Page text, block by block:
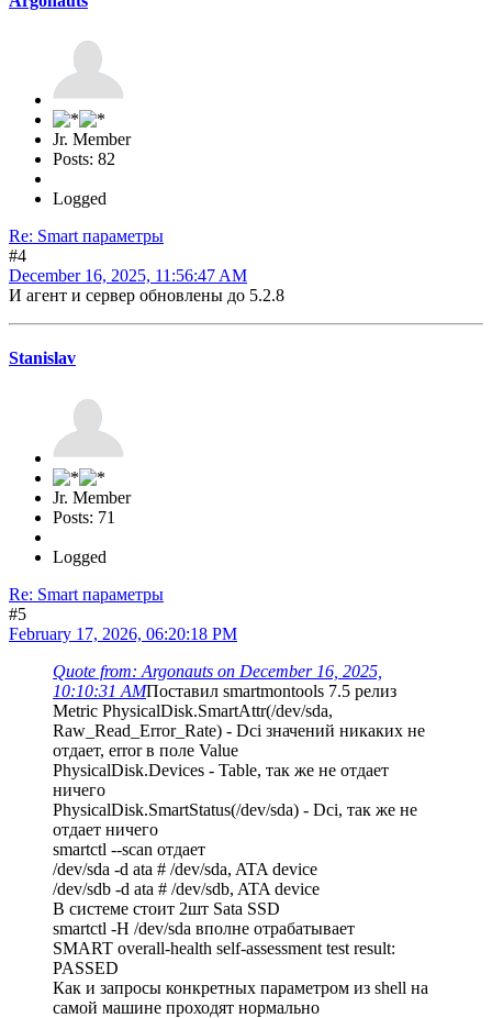
Jr. Member
Posts: 82
Logged
Re: Smart параметры
#4
December 16, 2025, 11:56:47 AM
И агент и сервер обновлены до 5.2.8
Stanislav
Jr. Member
Posts: 71
Logged
Re: Smart параметры
#5
February 17, 2026, 06:20:18 PM
Quote from: Argonauts on December 16, 2025,
10:10:31 AMПоставил smartmontools 7.5 релиз
Metric PhysicalDisk.SmartAttr(/dev/sda,
Raw_Read_Error_Rate) - Dci значений никаких не
отдает, error в поле Value
PhysicalDisk.Devices - Table, так же не отдает
ничего
PhysicalDisk.SmartStatus(/dev/sda) - Dci, так же не
отдает ничего
smartctl --scan отдает
/dev/sda -d ata # /dev/sda, ATA device
/dev/sdb -d ata # /dev/sdb, ATA device
В системе стоит 2шт Sata SSD
smartctl -H /dev/sda вполне отрабатывает
SMART overall-health self-assessment test result:
PASSED
Как и запросы конкретных параметром из shell на
самой машине проходят нормально